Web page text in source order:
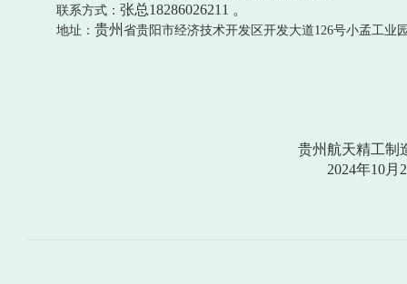
联系方式： 张总18286026211 。
地址： 贵州 省贵阳市经济技术开发区开发大道126号小孟工业
贵州航天精工制
2024年10月 2